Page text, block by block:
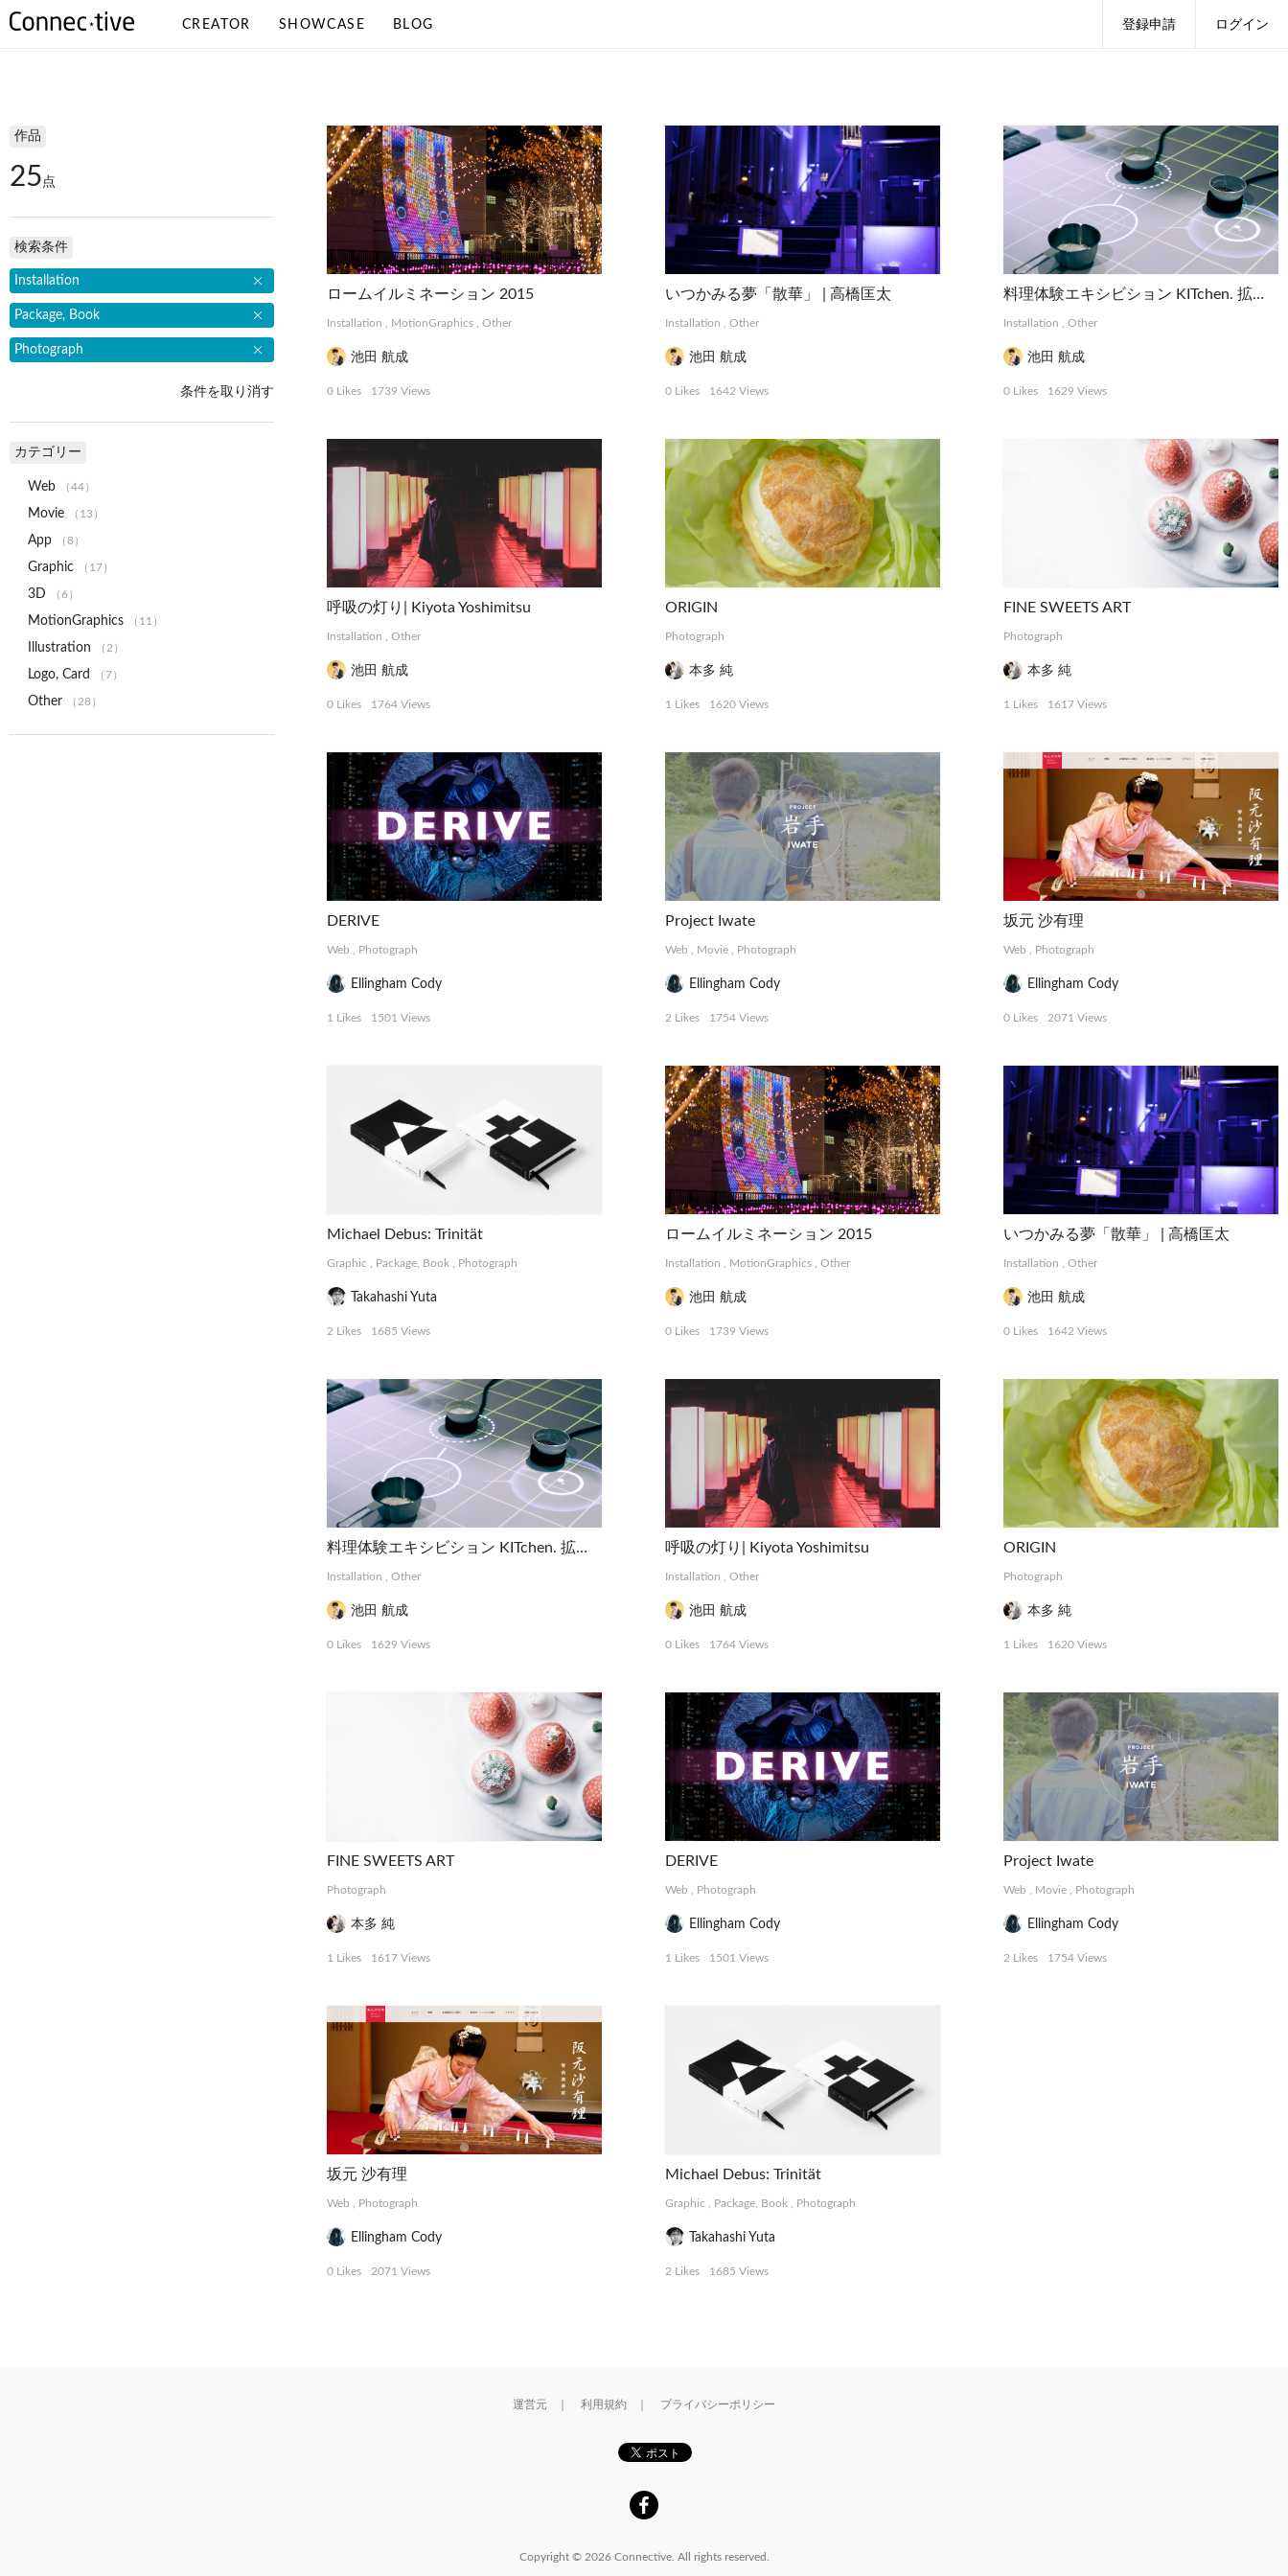
CREATOR SHOWCASE BLOG 登録申請 ログイン
検索条件
ロームイルミネーション 2015
Installation MotionGraphics Other
池田 航成
0 Likes 1739 Views
いつかみる夢「散華」 | 高橋匡太
Installation ,Other
池田 航成
0 Likes 1642 Views
料理体験エキシビション KITchen. 拡張する料理 | Infobhn Design Labo.
Installation ,Other
池田 航成
0 Likes 1629 Views
呼吸の灯り| Kiyota Yoshimitsu
Installation Other
池田 航成
0 Likes 1764 Views
ORIGIN
Photograph
本多 純
1 Likes 1620 Views
FINE SWEETS ART
Photograph
本多 純
1 Likes 1617 Views
DERIVE
Web Photograph
Ellingham Cody
1 Likes 1501 Views
Project Iwate
Web Movie Photograph
Ellingham Cody
2 Likes 1754 Views
坂元 沙有理
Web Photograph
Ellingham Cody
0 Likes 2071 Views
Michael Debus: Trinität
Graphic Package, Book Photograph
Takahashi Yuta
2 Likes 1685 Views
ロームイルミネーション 2015
Installation MotionGraphics ,Other
池田 航成
0 Likes 1739 Views
いつかみる夢「散華」 | 高橋匡太
Installation ,Other
池田 航成
0 Likes 1642 Views
料理体験エキシビション KITchen. 拡張する料理 | Infobhn Design Labo.
Installation Other
池田 航成
0 Likes 1629 Views
呼吸の灯り| Kiyota Yoshimitsu
Installation ,Other
池田 航成
0 Likes 1764 Views
ORIGIN
Photograph
本多 純
1 Likes 1620 Views
FINE SWEETS ART
Photograph
本多 純
1 Likes 1617 Views
DERIVE
Web Photograph
Ellingham Cody
1 Likes 1501 Views
Project Iwate
Web Movie Photograph
Ellingham Cody
2 Likes 1754 Views
坂元 沙有理
Web Photograph
Ellingham Cody
0 Likes 2071 Views
Michael Debus: Trinität
Graphic Package, Book Photograph
Takahashi Yuta
2 Likes 1685 Views
作品
25点
検索条件
Installation
Package, Book
Photograph
条件を取り消す
カテゴリー
Web （44）
Movie （13）
App （8）
Graphic （17）
3D （6）
MotionGraphics （11）
Illustration （2）
Logo, Card （7）
Other （28）
運営元 利用規約 プライバシーポリシー
Copyright © 2026 Connective. All rights reserved.